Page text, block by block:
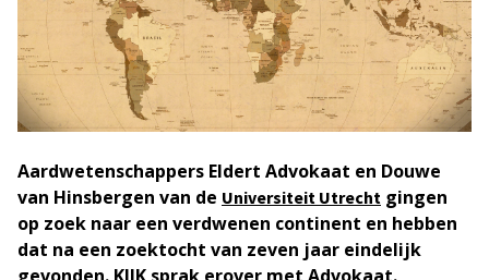
Aardwetenschappers Eldert Advokaat en Douwe
van Hinsbergen van de Universiteit Utrecht gingen
op zoek naar een verdwenen continent en hebben
dat na een zoektocht van zeven jaar eindelijk